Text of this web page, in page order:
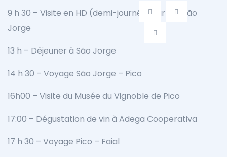
9 h 30 – Visite en HD (demi-journée) sur l’île São
Jorge
13 h – Déjeuner à São Jorge
14 h 30 – Voyage São Jorge – Pico
16h00 – Visite du Musée du Vignoble de Pico
17:00 – Dégustation de vin à Adega Cooperativa
17 h 30 – Voyage Pico – Faial